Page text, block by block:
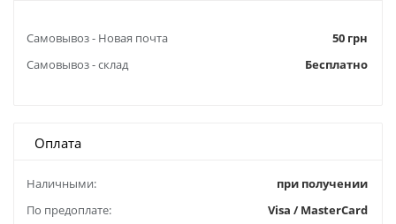
Самовывоз - Новая почта
50 грн
Самовывоз - склад
Бесплатно
Оплата
Наличными:
при получении
По предоплате:
Visa / MasterCard